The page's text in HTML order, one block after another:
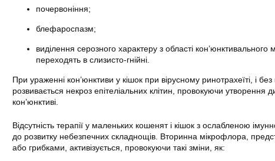
почервоніння;
блефароспазм;
виділення серозного характеру з області
переходять в слизисто-гнійні.
При ураженні кон’юнктиви у кішок при вірусному ринотрахеїті, і без
розвивається некроз епітеліальних клітин, провокуючи утворення
кон’юнктиві.
Відсутність терапії у маленьких кошенят і кішок з ослабленою
до розвитку небезпечних складнощів. Вторинна мікрофлора,
або грибками, активізується, провокуючи такі зміни, як: